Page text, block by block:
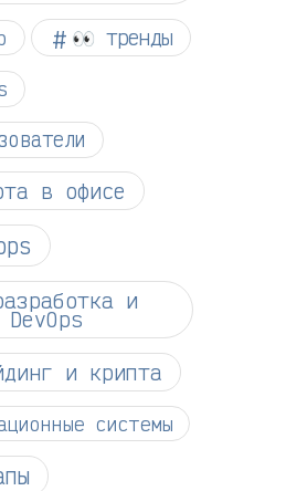
👀 тренды
в офисе
и
DevOps
и крипта
системы